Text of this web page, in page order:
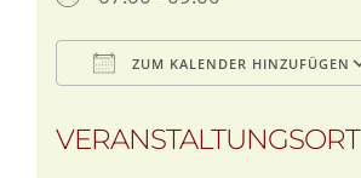
ZUM KALENDER HINZUFÜGEN
VERANSTALTUNGSORT